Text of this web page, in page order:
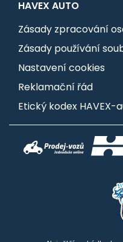
HAVEX AUTO
Zásady zpracování
Zásady používání
Nastavení cookies
Reklamační řád
Etický kodex HAVEX-